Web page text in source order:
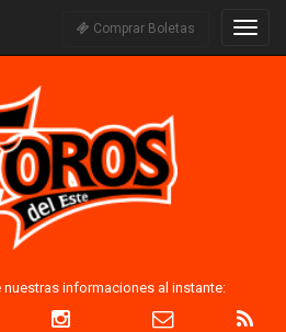
Comprar Boletas
nuestras informaciones al instante: